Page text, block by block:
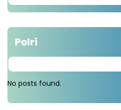
Polri
No posts found.